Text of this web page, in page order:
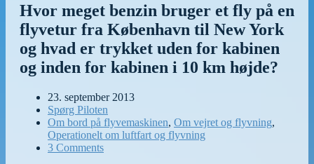
Hvor meget benzin bruger et fly på en
flyvetur fra København til New York
og hvad er trykket uden for kabinen
og inden for kabinen i 10 km højde?
23. september 2013
Spørg Piloten
Om bord på flyvemaskinen, Om vejret og flyvning,
Operationelt om luftfart og flyvning
3 Comments